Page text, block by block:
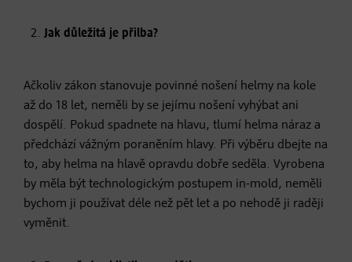
Jak důležitá je přilba?
Ačkoliv zákon stanovuje povinné nošení helmy na kole
až do 18 let, neměli by se jejímu nošení vyhýbat ani
dospělí. Pokud spadnete na hlavu, tlumí helma náraz a
předchází vážným poraněním hlavy. Při výběru dbejte na
to, aby helma na hlavě opravdu dobře seděla. Vyrobena
by měla být technologickým postupem in-mold, neměli
bychom ji používat déle než pět let a po nehodě ji raději
vyměnit.